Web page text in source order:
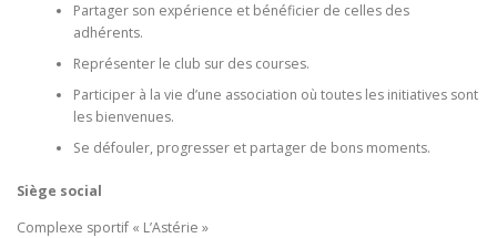
Partager son expérience et bénéficier de celles des
adhérents.
Représenter le club sur des courses.
Participer à la vie d’une association où toutes les initiatives sont
les bienvenues.
Se défouler, progresser et partager de bons moments.
Siège social
Complexe sportif « L’Astérie »